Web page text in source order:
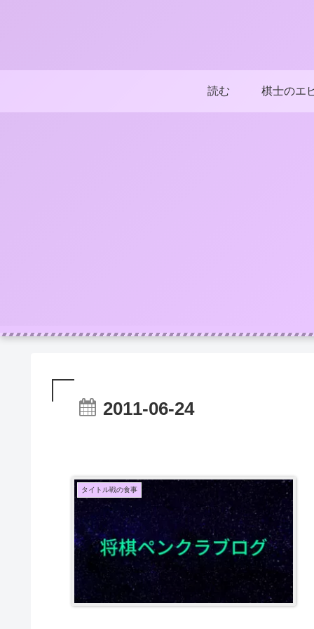
読む 棋士のエ
2011-06-24
タイトル戦の食事